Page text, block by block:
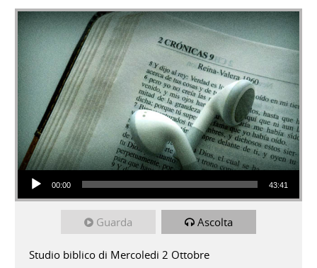
Audio Player
00:00 43:41
Guarda Ascolta
Studio biblico di Mercoledi 2 Ottobre